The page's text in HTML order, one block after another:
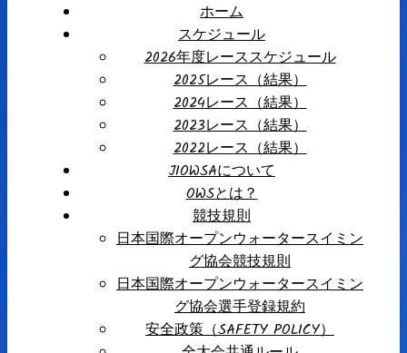
ホーム
スケジュール
2026年度レーススケジュール
2025レース（結果）
2024レース（結果）
2023レース（結果）
2022レース（結果）
JIOWSAについて
OWSとは？
競技規則
日本国際オープンウォータースイミン
グ協会競技規則
日本国際オープンウォータースイミン
グ協会選手登録規約
安全政策（SAFETY POLICY）